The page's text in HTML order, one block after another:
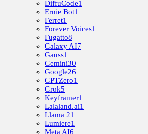
DiffuCode1
Ernie Bot1
Ferret1
Forever Voices1
Fugatto8
Galaxy AI7
Gauss1
Gemini30
Google26
GPTZero1
Grok5
Keyframer1
Lalaland.ai1
Llama 21
Lumiere1
Meta AI6